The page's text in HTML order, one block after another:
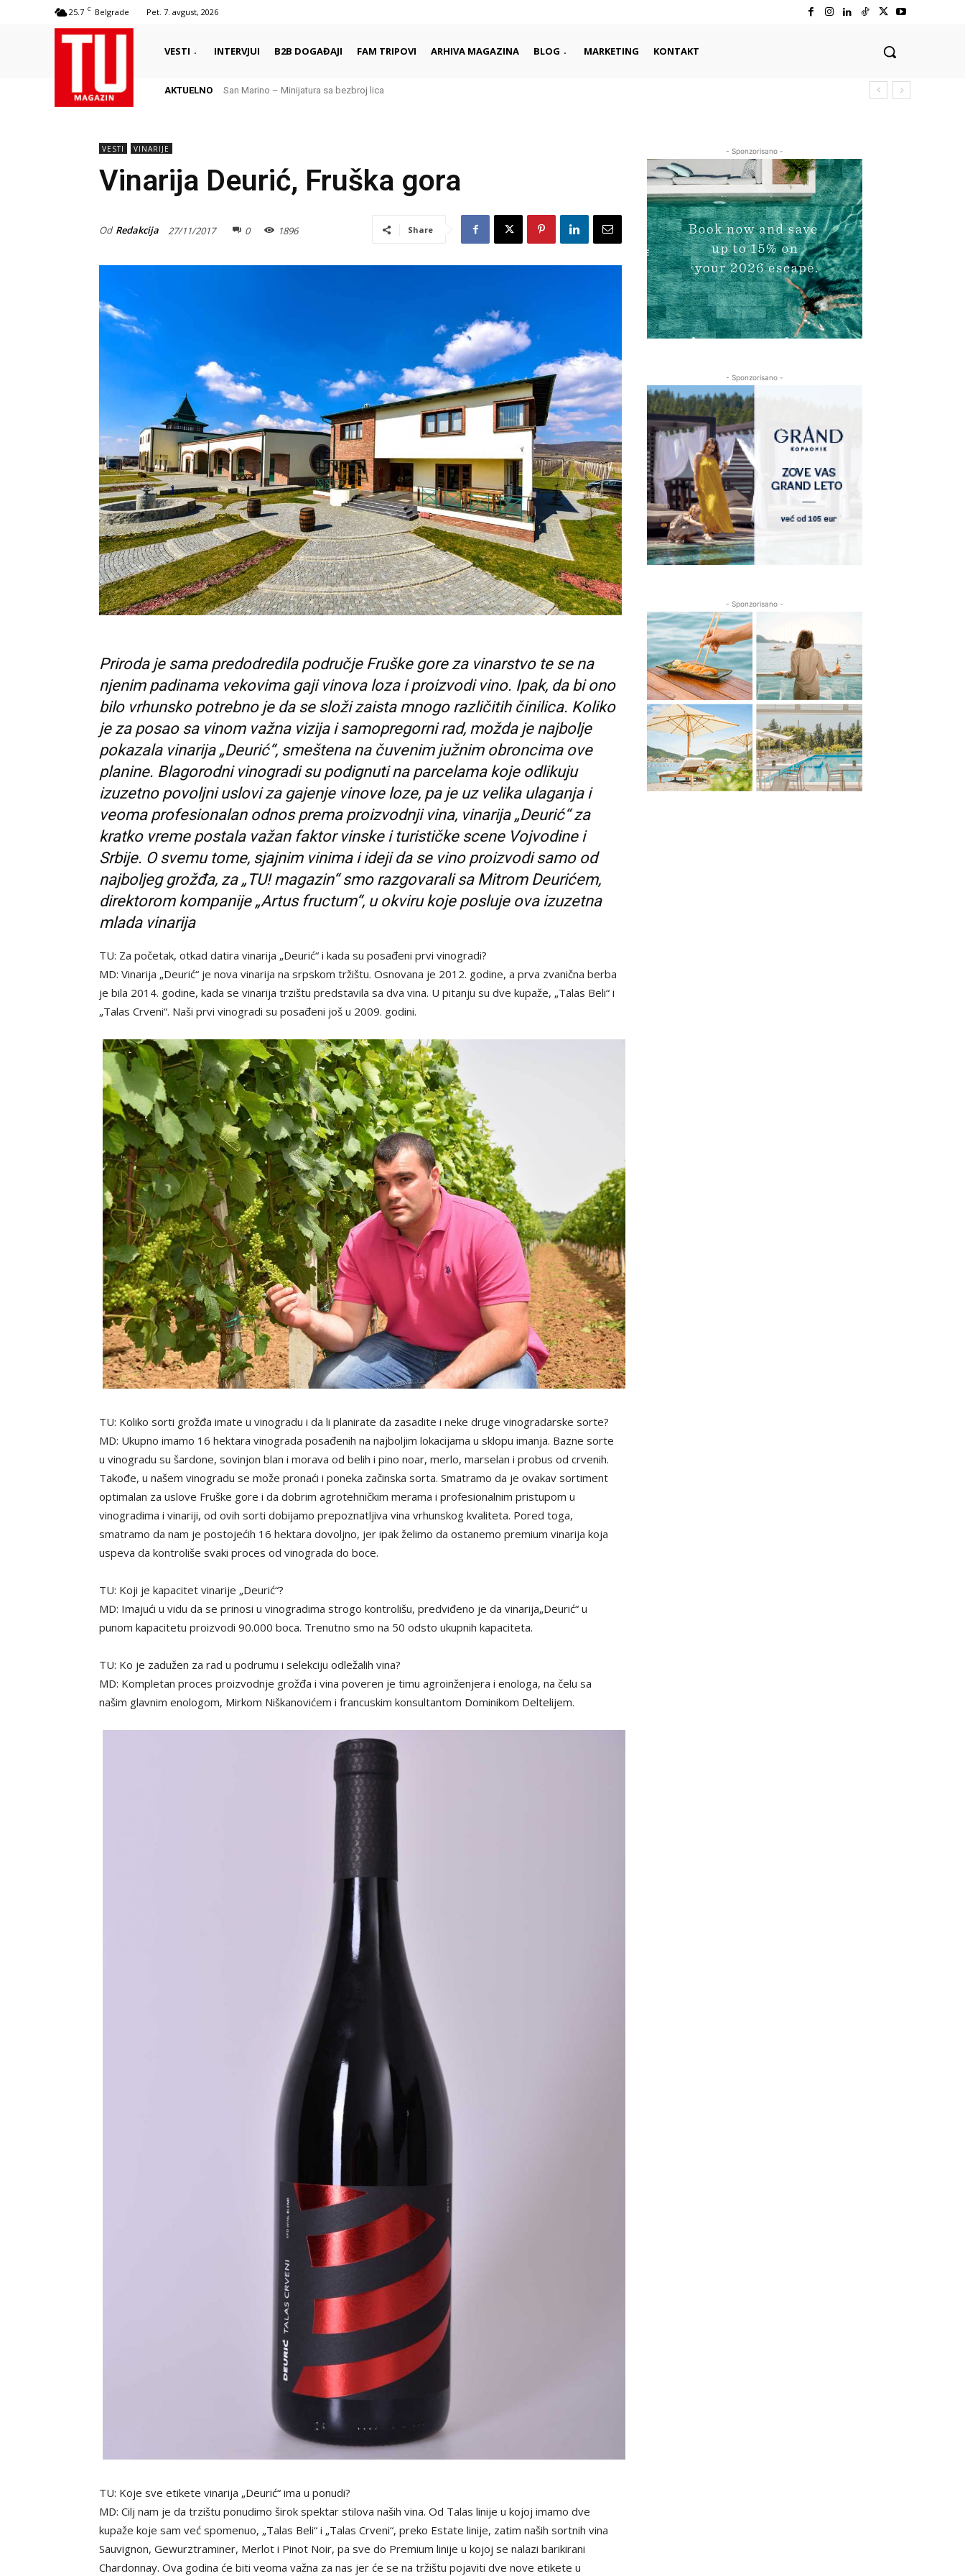
25.7 C Belgrade Pet. 7. avgust, 2026
VESTI INTERVJUI B2B DOGAĐAJI FAM TRIPOVI ARHIVA MAGAZINA BLOG MARKETING KONTAKT
AKTUELNOSan Marino – Minijatura sa bezbroj lica
Odmor na ostrvu sunca – Šarm Rodosa i elegancija Domes rizorta
VESTI VINARIJE
Vinarija Deurić, Fruška gora
Od Redakcija 27/11/2017 0 1896 Share
Priroda je sama predodredila područje Fruške gore za vinarstvo te se na
njenim padinama vekovima gaji vinova loza i proizvodi vino. Ipak, da bi ono
bilo vrhunsko potrebno je da se složi zaista mnogo različitih činilica. Koliko
je za posao sa vinom važna vizija i samopregorni rad, možda je najbolje
pokazala vinarija „Deurić“, smeštena na čuvenim južnim obroncima ove
planine. Blagorodni vinogradi su podignuti na parcelama koje odlikuju
izuzetno povoljni uslovi za gajenje vinove loze, pa je uz velika ulaganja i
veoma profesionalan odnos prema proizvodnji vina, vinarija „Deurić“ za
kratko vreme postala važan faktor vinske i turističke scene Vojvodine i
Srbije. O svemu tome, sjajnim vinima i ideji da se vino proizvodi samo od
najboljeg grožđa, za „TU! magazin“ smo razgovarali sa Mitrom Deurićem,
direktorom kompanije „Artus fructum“, u okviru koje posluje ova izuzetna
mlada vinarija
TU: Za početak, otkad datira vinarija „Deurić“ i kada su posađeni prvi vinogradi?
MD: Vinarija „Deurić“ je nova vinarija na srpskom tržištu. Osnovana je 2012. godine, a prva zvanična berba
je bila 2014. godine, kada se vinarija trzištu predstavila sa dva vina. U pitanju su dve kupaže, „Talas Beli“ i
„Talas Crveni“. Naši prvi vinogradi su posađeni još u 2009. godini.
TU: Koliko sorti grožđa imate u vinogradu i da li planirate da zasadite i neke druge vinogradarske sorte?
MD: Ukupno imamo 16 hektara vinograda posađenih na najboljim lokacijama u sklopu imanja. Bazne sorte
u vinogradu su šardone, sovinjon blan i morava od belih i pino noar, merlo, marselan i probus od crvenih.
Takođe, u našem vinogradu se može pronaći i poneka začinska sorta. Smatramo da je ovakav sortiment
optimalan za uslove Fruške gore i da dobrim agrotehničkim merama i profesionalnim pristupom u
vinogradima i vinariji, od ovih sorti dobijamo prepoznatljiva vina vrhunskog kvaliteta. Pored toga,
smatramo da nam je postojećih 16 hektara dovoljno, jer ipak želimo da ostanemo premium vinarija koja
uspeva da kontroliše svaki proces od vinograda do boce.
TU: Koji je kapacitet vinarije „Deurić“?
MD: Imajući u vidu da se prinosi u vinogradima strogo kontrolišu, predviđeno je da vinarija„Deurić“ u
punom kapacitetu proizvodi 90.000 boca. Trenutno smo na 50 odsto ukupnih kapaciteta.
TU: Ko je zadužen za rad u podrumu i selekciju odležalih vina?
MD: Kompletan proces proizvodnje grožđa i vina poveren je timu agroinženjera i enologa, na čelu sa
našim glavnim enologom, Mirkom Niškanovićem i francuskim konsultantom Dominikom Deltelijem.
TU: Koje sve etikete vinarija „Deurić“ ima u ponudi?
MD: Cilj nam je da trzištu ponudimo širok spektar stilova naših vina. Od Talas linije u kojoj imamo dve
kupaže koje sam već spomenuo, „Talas Beli“ i „Talas Crveni“, preko Estate linije, zatim naših sortnih vina
Sauvignon, Gewurztraminer, Merlot i Pinot Noir, pa sve do Premium linije u kojoj se nalazi barikirani
Chardonnay. Ova godina će biti veoma važna za nas jer će se na tržištu pojaviti dve nove etikete u
- Sponzorisano -
- Sponzorisano -
- Sponzorisano -